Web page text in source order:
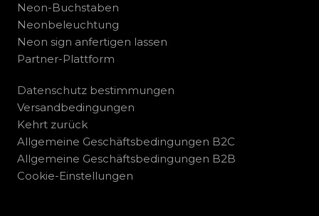
Neon-Buchstaben
Neonbeleuchtung
Neon sign anfertigen lassen
Partner-Plattform
Datenschutz bestimmungen
Versandbedingungen
Kehrt zurück
Allgemeine Geschäftsbedingungen B2C
Allgemeine Geschäftsbedingungen B2B
Cookie-Einstellungen